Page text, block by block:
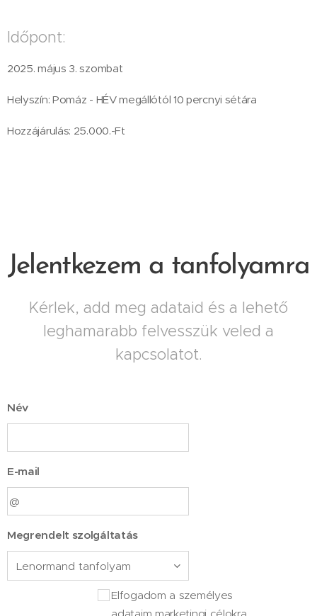
Időpont:
2025. május 3. szombat
Helyszín: Pomáz - HÉV megállótól 10 percnyi sétára
Hozzájárulás: 25.000.-Ft
Jelentkezem a tanfolyamra
Kérlek, add meg adataid és a lehető
leghamarabb felvesszük veled a
kapcsolatot.
Név
E-mail
Megrendelt szolgáltatás
Elfogadom a személyes